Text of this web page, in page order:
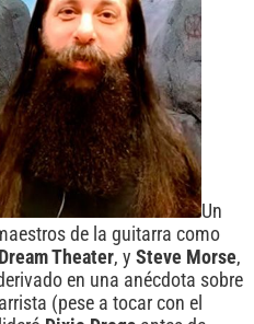
Un
de la guitarra como
Dream Theater, y Steve Morse,
en una anécdota sobre
(pese a tocar con el